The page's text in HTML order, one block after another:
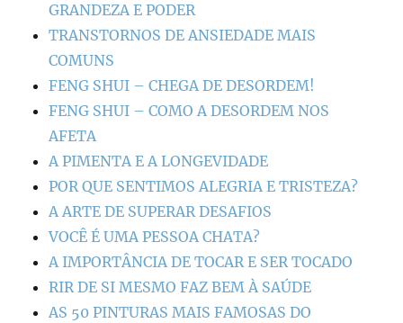
GRANDEZA E PODER
TRANSTORNOS DE ANSIEDADE MAIS
COMUNS
FENG SHUI – CHEGA DE DESORDEM!
FENG SHUI – COMO A DESORDEM NOS
AFETA
A PIMENTA E A LONGEVIDADE
POR QUE SENTIMOS ALEGRIA E TRISTEZA?
A ARTE DE SUPERAR DESAFIOS
VOCÊ É UMA PESSOA CHATA?
A IMPORTÂNCIA DE TOCAR E SER TOCADO
RIR DE SI MESMO FAZ BEM À SAÚDE
AS 50 PINTURAS MAIS FAMOSAS DO